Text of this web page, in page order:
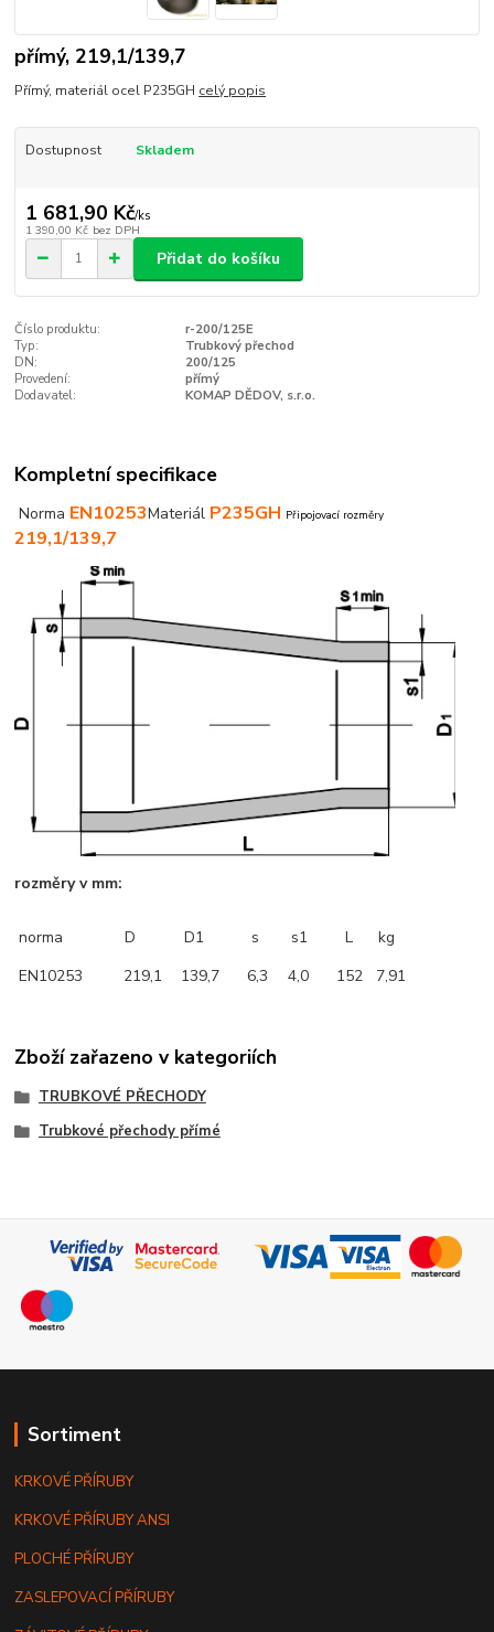
přímý, 219,1/139,7
Přímý, materiál ocel P235GH celý popis
Dostupnost Skladem
1 681,90 Kč/ks
1 390,00 Kč bez DPH
Přidat do košíku
Číslo produktu:
r-200/125E
Typ:
Trubkový přechod
DN:
200/125
Provedení:
přímý
Dodavatel:
KOMAP DĚDOV, s.r.o.
Kompletní specifikace
Norma EN10253Materiál P235GH Připojovací rozměry
219,1/139,7
rozměry v mm:
norma D D1 s s1 L
kg
EN10253
219,1 139,7 6,3 4,0 152 7,91
Zboží zařazeno v kategoriích
TRUBKOVÉ PŘECHODY
Trubkové přechody přímé
Sortiment
KRKOVÉ PŘÍRUBY
KRKOVÉ PŘÍRUBY ANSI
PLOCHÉ PŘÍRUBY
ZASLEPOVACÍ PŘÍRUBY